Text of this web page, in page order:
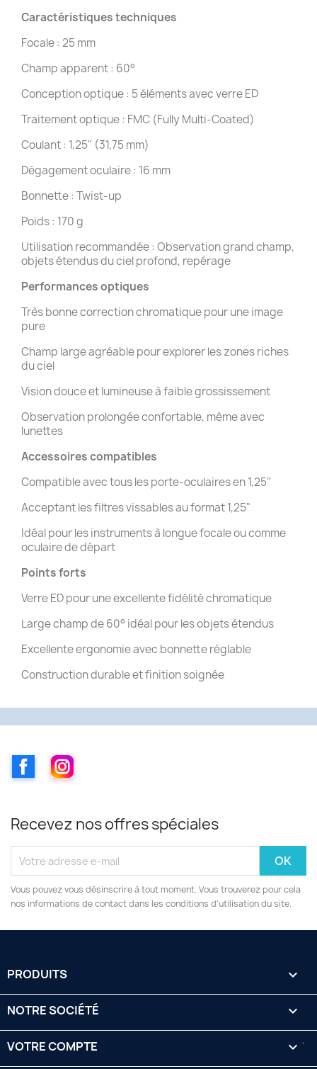
Caractéristiques techniques
Focale : 25 mm
Champ apparent : 60°
Conception optique : 5 éléments avec verre ED
Traitement optique : FMC (Fully Multi-Coated)
Coulant : 1,25" (31,75 mm)
Dégagement oculaire : 16 mm
Bonnette : Twist-up
Poids : 170 g
Utilisation recommandée : Observation grand champ,
objets étendus du ciel profond, repérage
Performances optiques
Très bonne correction chromatique pour une image
pure
Champ large agréable pour explorer les zones riches
du ciel
Vision douce et lumineuse à faible grossissement
Observation prolongée confortable, même avec
lunettes
Accessoires compatibles
Compatible avec tous les porte-oculaires en 1,25"
Acceptant les filtres vissables au format 1,25"
Idéal pour les instruments à longue focale ou comme
oculaire de départ
Points forts
Verre ED pour une excellente fidélité chromatique
Large champ de 60° idéal pour les objets étendus
Excellente ergonomie avec bonnette réglable
Construction durable et finition soignée
FacebookInstagram
Recevez nos offres spéciales
Vous pouvez vous désinscrire à tout moment. Vous trouverez pour cela
nos informations de contact dans les conditions d'utilisation du site.
PRODUITS 
NOTRE SOCIÉTÉ 
VOTRE COMPTE 